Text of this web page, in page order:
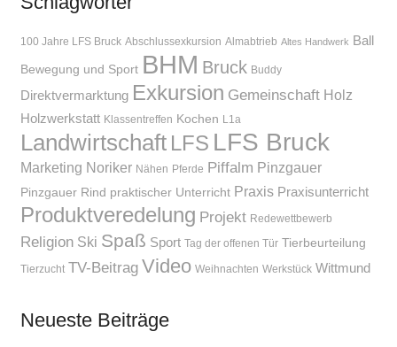
100 Jahre LFS Bruck Abschlussexkursion Almabtrieb Altes Handwerk Ball
Bewegung und Sport BHM Bruck Buddy
Direktvermarktung Exkursion Gemeinschaft Holz
Holzwerkstatt Klassentreffen Kochen L1a
Landwirtschaft LFS LFS Bruck
Marketing Noriker Nähen Pferde Piffalm Pinzgauer
Pinzgauer Rind praktischer Unterricht Praxis Praxisunterricht
Produktveredelung Projekt Redewettbewerb
Religion Ski Spaß Sport Tag der offenen Tür Tierbeurteilung
Tierzucht TV-Beitrag Video Weihnachten Werkstück Wittmund
Neueste Beiträge